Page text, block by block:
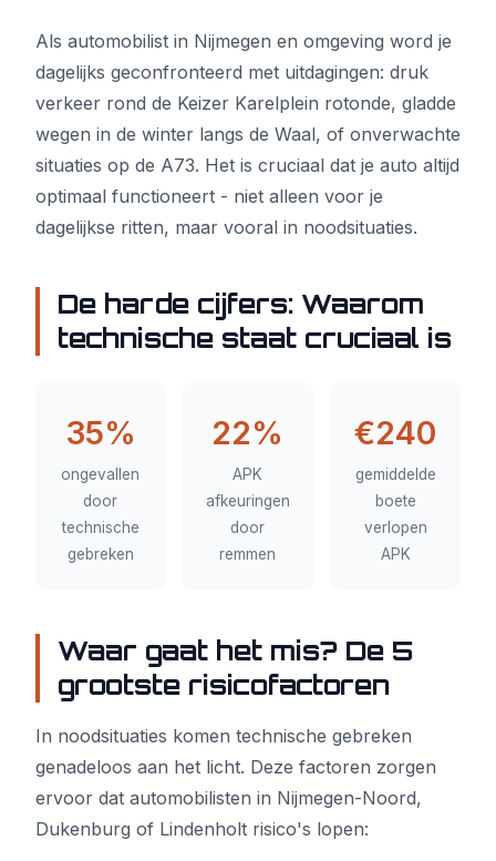
Als automobilist in Nijmegen en omgeving word je
dagelijks geconfronteerd met uitdagingen: druk
verkeer rond de Keizer Karelplein rotonde, gladde
wegen in de winter langs de Waal, of onverwachte
situaties op de A73. Het is cruciaal dat je auto altijd
optimaal functioneert - niet alleen voor je
dagelijkse ritten, maar vooral in noodsituaties.
De harde cijfers: Waarom
technische staat cruciaal is
35%
ongevallen
door
technische
gebreken
22%
APK
afkeuringen
door
remmen
€240
gemiddelde
boete
verlopen
APK
Waar gaat het mis? De 5
grootste risicofactoren
In noodsituaties komen technische gebreken
genadeloos aan het licht. Deze factoren zorgen
ervoor dat automobilisten in Nijmegen-Noord,
Dukenburg of Lindenholt risico's lopen: